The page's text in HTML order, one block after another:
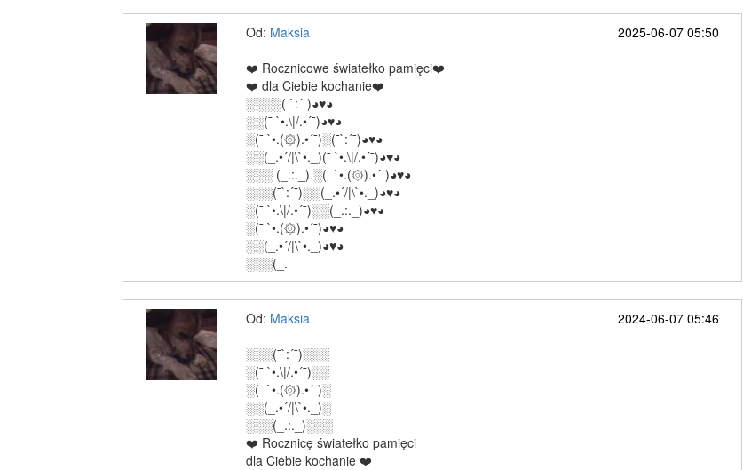
Od: Maksia
2025-06-07 05:50
❤️ Rocznicowe światełko pamięci❤️
❤️ dla Ciebie kochanie❤️
░░░░(¯`:´¯)◕♥◕
░░(¯ `•.\|/.•´¯)◕♥◕
░(¯ `•.(۞).•´¯)░(¯`:´¯)◕♥◕
░░(_.•´/|\`•._)(¯ `•.\|/.•´¯)◕♥◕
░░░ (_.:._).░(¯ `•.(۞).•´¯)◕♥◕
░░░(¯`:´¯)░░(_.•´/|\`•._)◕♥◕
░(¯ `•.\|/.•´¯)░░(_.:._)◕♥◕
░(¯ `•.(۞).•´¯)◕♥◕
░░(_.•´/|\`•._)◕♥◕
░░░(_.
Od: Maksia
2024-06-07 05:46
░░░(¯`:´¯)░░░
░(¯ `•.\|/.•´¯)░░
░(¯ `•.(۞).•´¯)░
░░(_.•´/|\`•._)░
░░░(_.:._)░░░
❤️ Rocznicę światełko pamięci
dla Ciebie kochanie ❤️